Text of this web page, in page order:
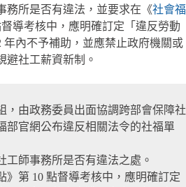
務所是否有違法，並要求在《社會福
督導考核中，應明確訂定「違反勞動
年內不予補助，並應禁止政府機關或
避社工薪資新制。
，由政務委員出面協調跨部會保障社
部官網公布違反相關法令的社福單
工師事務所是否有違法之處。
》第 10 點督導考核中，應明確訂定